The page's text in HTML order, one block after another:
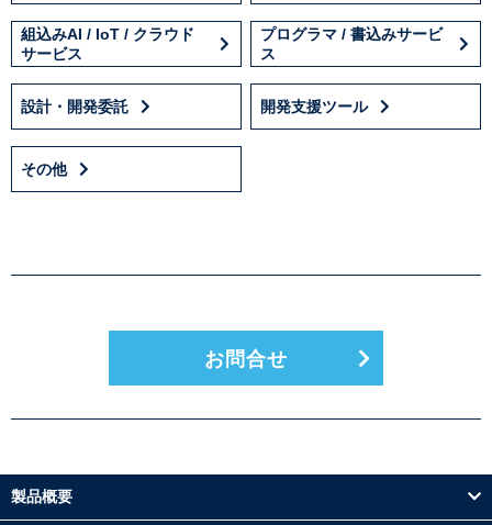
組込みAI / IoT / クラウド
サービス
プログラマ / 書込みサービ
ス
設計・開発委託 開発支援ツール
その他
お問合せ
製品概要